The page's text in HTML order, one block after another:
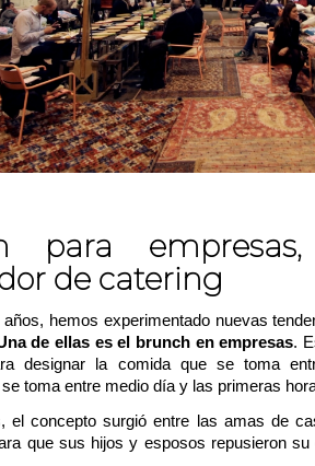
para
de catering
hemos experimentado nuevas
de ellas es el brunch en empresas.
designar la comida que se toma
toma entre medio día y las primeras
el concepto surgió entre las amas de
que sus hijos y esposos repusieron